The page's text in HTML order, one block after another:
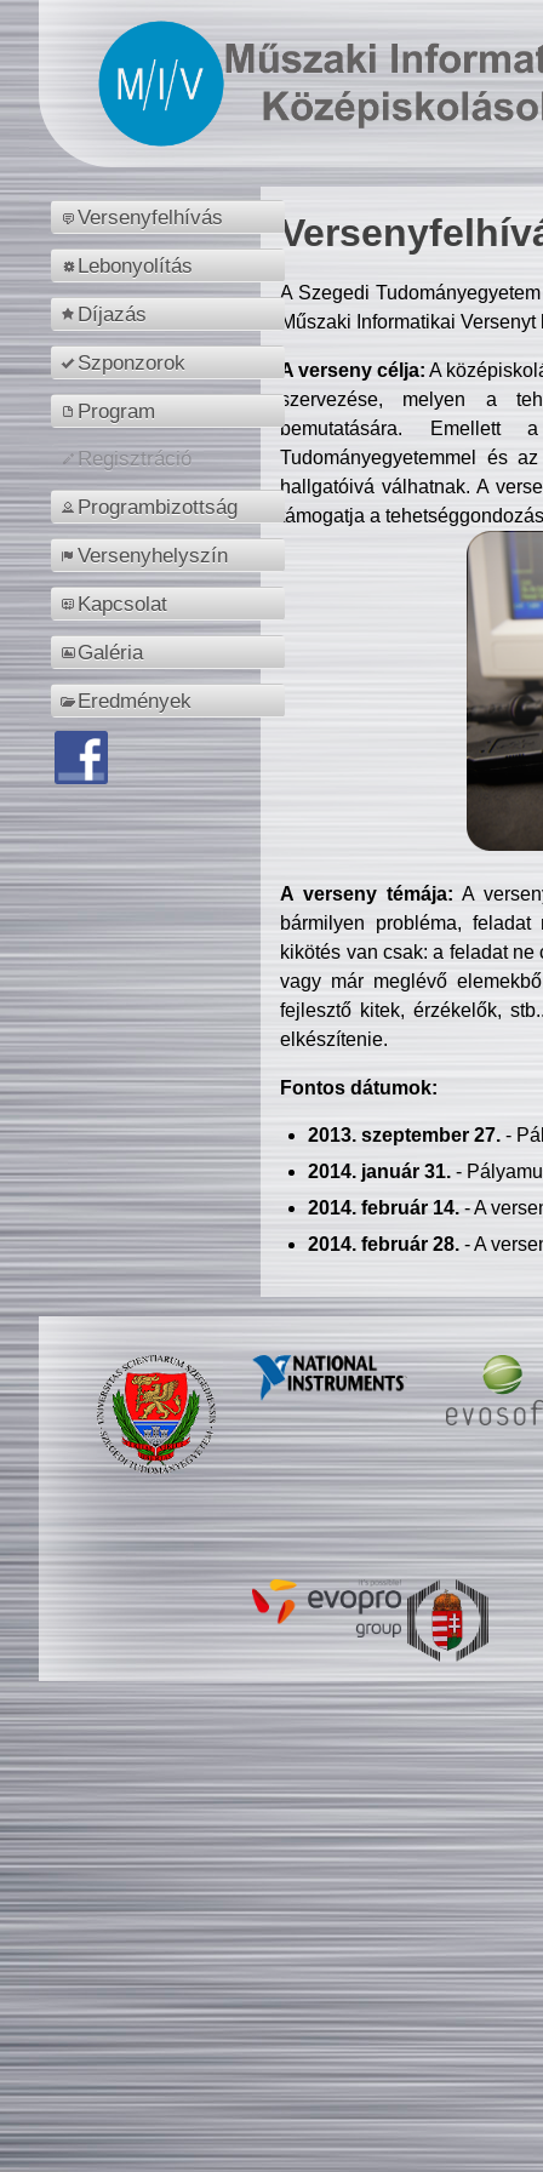
Versenyfelhívás
Lebonyolítás
Díjazás
Szponzorok
Program
Regisztráció
Programbizottság
Versenyhelyszín
Kapcsolat
Galéria
Eredmények
A Szegedi
Műszaki Informatikai
A verseny célja: A
szervezése, melyen a
bemutatására. Emellett
Tudományegyetemmel és
hallgatóivá válhatnak. A
támogatja a
A verseny témája: A
bármilyen probléma, feladat
kikötés van csak: a feladat
vagy már meglévő
fejlesztő kitek, érzékelők,
elkészítenie.
Fontos dátumok:
2013. szeptember 27.-
2014. január 31.-
2014. február 14.- A
2014. február 28.- A